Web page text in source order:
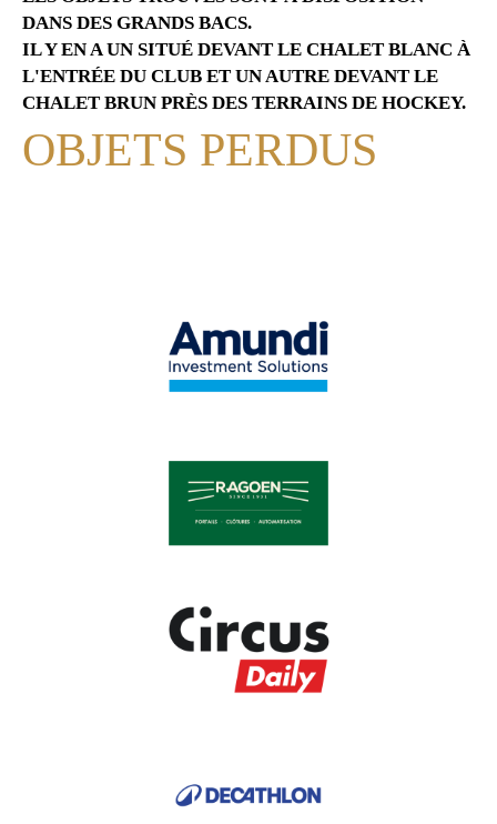
DANS DES GRANDS BACS.
IL Y EN A UN SITUÉ DEVANT LE CHALET BLANC À
L'ENTRÉE DU CLUB ET UN AUTRE DEVANT LE
CHALET BRUN PRÈS DES TERRAINS DE HOCKEY.
OBJETS PERDUS